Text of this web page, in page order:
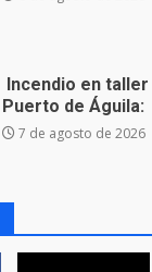
Inauguran la
Arte en Cartonería
7 de agosto de 2026
bolsas
Santiago